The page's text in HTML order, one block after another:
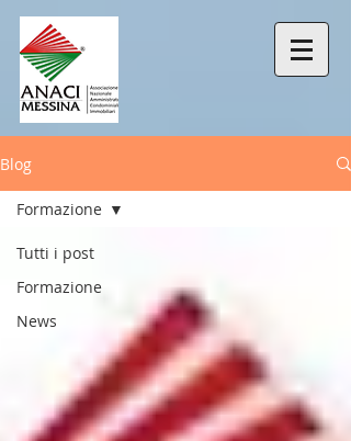
Blog
Tutti i post
Formazione
News
Formazione